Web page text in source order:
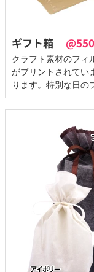
ギフト箱
クラフト素材のフィ
がプリントされてい
ります。特別な日の